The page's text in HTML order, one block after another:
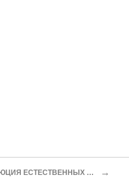
Глава 4. ЭВОЛЮЦИЯ ЕСТЕСТВЕННЫХ ТЕХНОЛОГИЙ НА ПРИМЕРЕ ЭКЗОТРОФИИ →